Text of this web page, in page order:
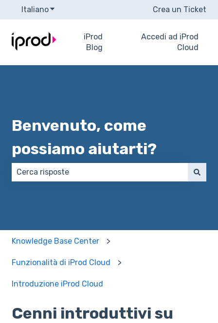
ItalianoMostra sottomenu per le traduzioniCrea un Ticket
iProd
Blog
Accedi ad iProd
Cloud
Benvenuto, come
possiamo aiutarti?
Knowledge Base Center
Funzionalità di iProd Cloud
Introduzione iProd Cloud
Cenni introduttivi su